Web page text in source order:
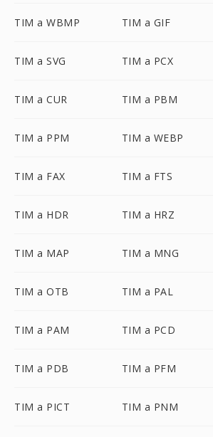
TIM a WBMP TIM a GIF
TIM a SVG TIM a PCX
TIM a CUR TIM a PBM
TIM a PPM TIM a WEBP
TIM a FAX TIM a FTS
TIM a HDR TIM a HRZ
TIM a MAP TIM a MNG
TIM a OTB TIM a PAL
TIM a PAM TIM a PCD
TIM a PDB TIM a PFM
TIM a PICT TIM a PNM